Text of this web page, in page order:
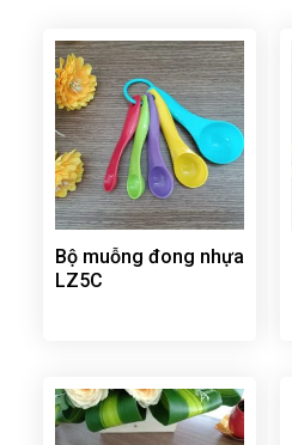
Bộ muỗng đong nhựa
LZ5C